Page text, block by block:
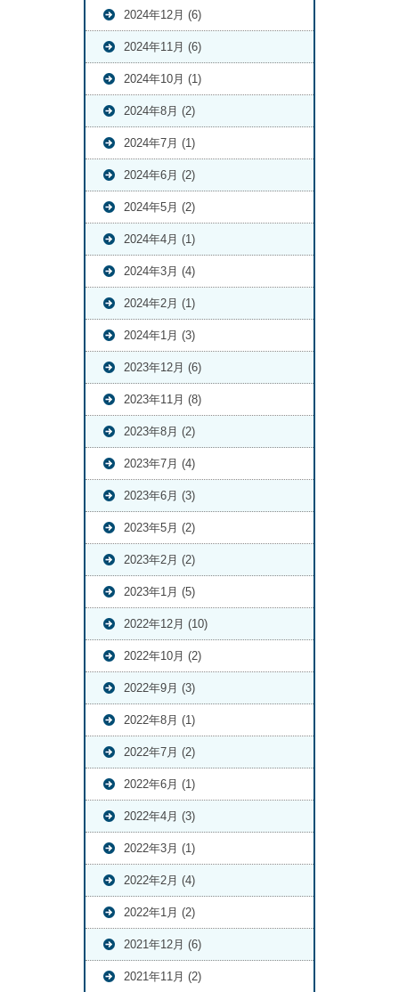
2024年12月 (6)
2024年11月 (6)
2024年10月 (1)
2024年8月 (2)
2024年7月 (1)
2024年6月 (2)
2024年5月 (2)
2024年4月 (1)
2024年3月 (4)
2024年2月 (1)
2024年1月 (3)
2023年12月 (6)
2023年11月 (8)
2023年8月 (2)
2023年7月 (4)
2023年6月 (3)
2023年5月 (2)
2023年2月 (2)
2023年1月 (5)
2022年12月 (10)
2022年10月 (2)
2022年9月 (3)
2022年8月 (1)
2022年7月 (2)
2022年6月 (1)
2022年4月 (3)
2022年3月 (1)
2022年2月 (4)
2022年1月 (2)
2021年12月 (6)
2021年11月 (2)